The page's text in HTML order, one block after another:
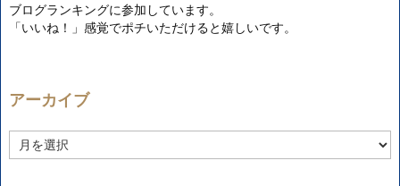
ブログランキングに参加しています。
「いいね！」感覚でポチいただけると嬉しいです。
アーカイブ
ー